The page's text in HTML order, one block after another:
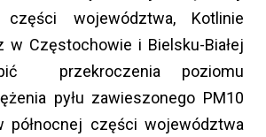
województwa, Kotlinie
w Częstochowie i Bielsku-Białej
przekroczenia poziomu
pyłu zawieszonego PM10
północnej części województwa